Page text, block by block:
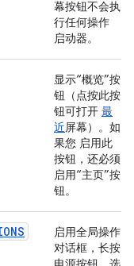
幕按钮不会执
行任何操作
启动器。
显示“概览”按
钮（点按此按
钮可打开 最
近屏幕）。如
果您 启用此
按钮，还必须
启用“主页”按
钮。
启用全局操作
对话框，长按